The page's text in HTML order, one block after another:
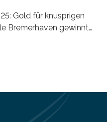
Gold für knusprigen
Bremerhaven gewinnt
“Flexi-Nuggets”
und
der